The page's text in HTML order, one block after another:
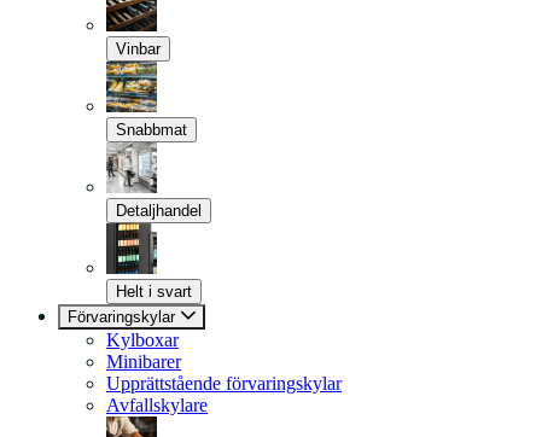
Vinbar
Snabbmat
Detaljhandel
Helt i svart
Förvaringskylar
Kylboxar
Minibarer
Upprättstående förvaringskylar
Avfallskylare